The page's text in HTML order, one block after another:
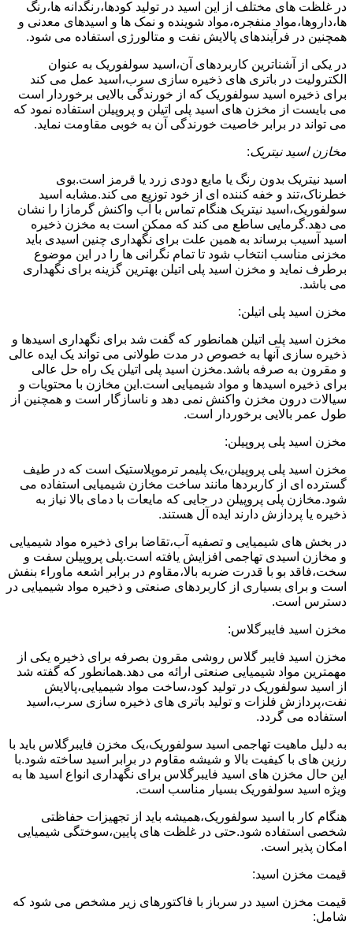
در غلظت های مختلف از این اسید در تولید کودها،رنگدانه ها،رنگ
ها،داروها،مواد منفجره،مواد شوینده و نمک ها و اسیدهای معدنی و
همچنین در فرآیندهای پالایش نفت و متالورژی استفاده می شود.
در یکی از آشناترین کاربردهای آن،اسید سولفوریک به عنوان
الکترولیت در باتری های ذخیره سازی سرب،اسید عمل می کند
برای ذخیره اسید سولفوریک که از خورندگی بالایی برخوردار است
می بایست از مخزن های اسید پلی اتیلن و پروپیلن استفاده نمود که
می تواند در برابر خاصیت خورندگی آن به خوبی مقاومت نماید.
مخازن اسید نیتریک:
اسید نیتریک بدون رنگ یا مایع دودی زرد یا قرمز است.بوی
خطرناک،تند و خفه کننده ای از خود توزیع می کند.مشابه اسید
سولفوریک،اسید نیتریک هنگام تماس با آب واکنش گرمازا را نشان
می دهد.گرمایی ساطع می کند که ممکن است به مخزن ذخیره
اسید آسیب برساند به همین علت برای نگهداری چنین اسیدی باید
مخزنی مناسب انتخاب شود تا تمام نگرانی ها را در این موضوع
برطرف نماید و مخزن اسید پلی اتیلن بهترین گزینه برای نگهداری
می باشد.
مخزن اسید پلی اتیلن:
مخزن اسید پلی اتیلن همانطور که گفت شد برای نگهداری اسیدها و
ذخیره سازی آنها به خصوص در مدت طولانی می تواند یک ایده عالی
و مقرون به صرفه باشد.مخزن اسید پلی اتیلن یک راه حل عالی
برای ذخیره اسیدها و مواد شیمیایی است.این مخازن با محتویات و
سیالات درون مخزن واکنش نمی دهد و ناسازگار است و همچنین از
طول عمر بالایی برخوردار است.
مخزن اسید پلی پروپیلن:
مخزن اسید پلی پروپیلن،یک پلیمر ترموپلاستیک است که در طیف
گسترده ای از کاربردها مانند ساخت مخازن شیمیایی استفاده می
شود.مخازن پلی پروپیلن در جایی که مایعات با دمای بالا نیاز به
ذخیره یا پردازش دارند ایده آل هستند.
در بخش های شیمیایی و تصفیه آب،تقاضا برای ذخیره مواد شیمیایی
و مخازن اسیدی تهاجمی افزایش یافته است.پلی پروپیلن سفت و
سخت،فاقد بو با قدرت ضربه بالا،مقاوم در برابر اشعه ماوراء بنفش
است و برای بسیاری از کاربردهای صنعتی و ذخیره مواد شیمیایی در
دسترس است.
مخزن اسید فایبرگلاس:
مخزن اسید فایبر گلاس روشی مقرون بصرفه برای ذخیره یکی از
مهمترین مواد شیمیایی صنعتی ارائه می دهد.همانطور که گفته شد
از اسید سولفوریک در تولید کود،ساخت مواد شیمیایی،پالایش
نفت،پردازش فلزات و تولید باتری های ذخیره سازی سرب،اسید
استفاده می گردد.
به دلیل ماهیت تهاجمی اسید سولفوریک،یک مخزن فایبرگلاس باید با
رزین های با کیفیت بالا و شیشه مقاوم در برابر اسید ساخته شود.با
این حال مخزن های اسید فایبرگلاس برای نگهداری انواع اسید ها به
ویژه اسید سولفوریک بسیار مناسب است.
هنگام کار با اسید سولفوریک،همیشه باید از تجهیزات حفاظتی
شخصی استفاده شود.حتی در غلظت های پایین،سوختگی شیمیایی
امکان پذیر است.
قیمت مخزن اسید:
قیمت مخزن اسید در سرباز با فاکتورهای زیر مشخص می شود که
شامل: